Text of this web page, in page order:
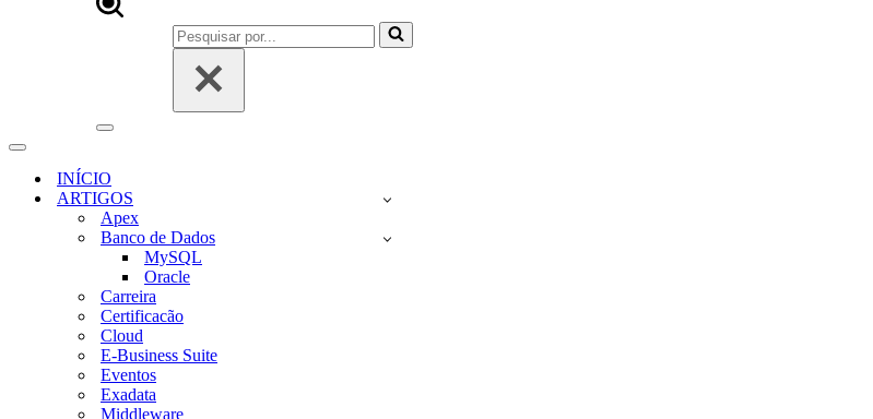
Pesquisar
por...
Menu
Menu
navegaçãoINÍCIO
ARTIGOS
Apex
Banco de Dados
MySQL
Oracle
Carreira
Certificacão
Cloud
E-Business Suite
Eventos
Exadata
Middleware